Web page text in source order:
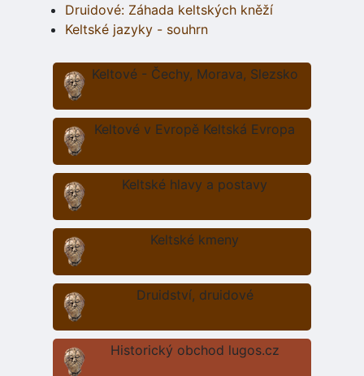
Druidové: Záhada keltských kněží
Keltské jazyky - souhrn
Keltové - Čechy, Morava, Slezsko
Keltové v Evropě Keltská Evropa
Keltské hlavy a postavy
Keltské kmeny
Druidství, druidové
Historický obchod lugos.cz